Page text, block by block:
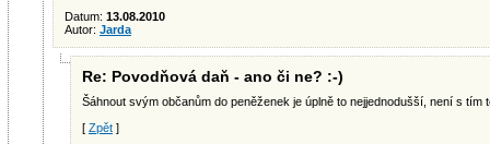
Datum: 13.08.2010
Autor: Jarda
Re: Povodňová daň - ano či ne? :-)
Šáhnout svým občanům do peněženek je úplně to nejjednodušší, není s tím
[ Zpět ]